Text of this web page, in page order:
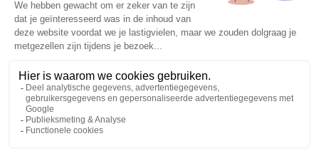
Word lid van de edisac community
Wat onze klanten denken